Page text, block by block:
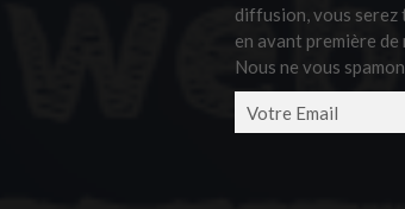
diffusion, vous
en avant première
Nous ne vous